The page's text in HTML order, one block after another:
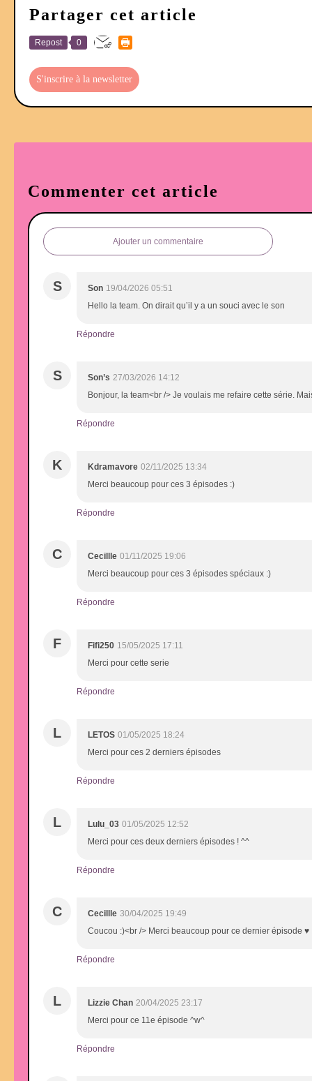
Partager cet article
Repost 0
S'inscrire à la newsletter
Commenter cet article
Ajouter un commentaire
S Son 19/04/2026 05:51
Hello la team. On dirait qu’il y a un souci avec le son
Répondre
S Son’s 27/03/2026 14:12
Bonjour, la team<br /> Je voulais me refaire cette série.
Répondre
K Kdramavore 02/11/2025 13:34
Merci beaucoup pour ces 3 épisodes :)
Répondre
C Cecillle 01/11/2025 19:06
Merci beaucoup pour ces 3 épisodes spéciaux :)
Répondre
F Fifi250 15/05/2025 17:11
Merci pour cette serie
Répondre
L LETOS 01/05/2025 18:24
Merci pour ces 2 derniers épisodes
Répondre
L Lulu_03 01/05/2025 12:52
Merci pour ces deux derniers épisodes ! ^^
Répondre
C Cecillle 30/04/2025 19:49
Coucou :)<br /> Merci beaucoup pour ce dernier épisode ♥
Répondre
L Lizzie Chan 20/04/2025 23:17
Merci pour ce 11e épisode ^w^
Répondre